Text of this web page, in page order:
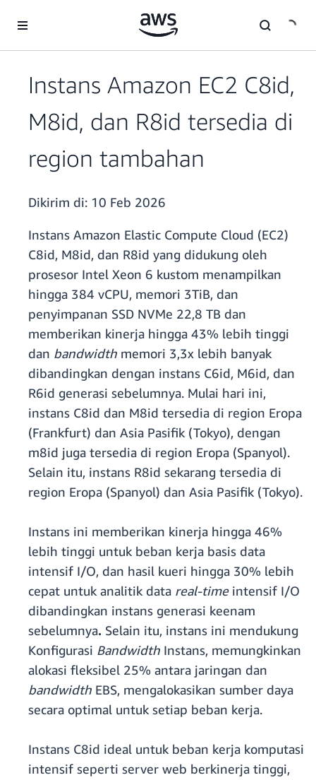
Instans Amazon EC2 C8id,
M8id, dan R8id tersedia di
region tambahan
Dikirim di: 10 Feb 2026
Instans Amazon Elastic Compute Cloud (EC2)
C8id, M8id, dan R8id yang didukung oleh
prosesor Intel Xeon 6 kustom menampilkan
hingga 384 vCPU, memori 3TiB, dan
penyimpanan SSD NVMe 22,8 TB dan
memberikan kinerja hingga 43% lebih tinggi
dan bandwidth memori 3,3x lebih banyak
dibandingkan dengan instans C6id, M6id, dan
R6id generasi sebelumnya. Mulai hari ini,
instans C8id dan M8id tersedia di region Eropa
(Frankfurt) dan Asia Pasifik (Tokyo), dengan
m8id juga tersedia di region Eropa (Spanyol).
Selain itu, instans R8id sekarang tersedia di
region Eropa (Spanyol) dan Asia Pasifik (Tokyo).
Instans ini memberikan kinerja hingga 46%
lebih tinggi untuk beban kerja basis data
intensif I/O, dan hasil kueri hingga 30% lebih
cepat untuk analitik data real-timeintensif I/O
dibandingkan instans generasi keenam
sebelumnya. Selain itu, instans ini mendukung
Konfigurasi Bandwidth Instans, memungkinkan
alokasi fleksibel 25% antara jaringan dan
bandwidth EBS, mengalokasikan sumber daya
secara optimal untuk setiap beban kerja.
Instans C8id ideal untuk beban kerja komputasi
intensif seperti server web berkinerja tinggi,